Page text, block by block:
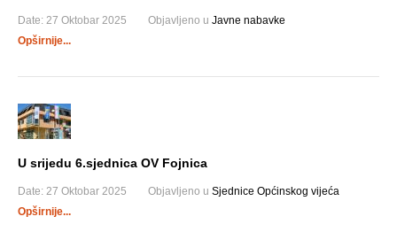
Date: 27 Oktobar 2025 Objavljeno u Javne nabavke
Opširnije...
U srijedu 6.sjednica OV Fojnica
Date: 27 Oktobar 2025 Objavljeno u Sjednice Općinskog vijeća
Opširnije...